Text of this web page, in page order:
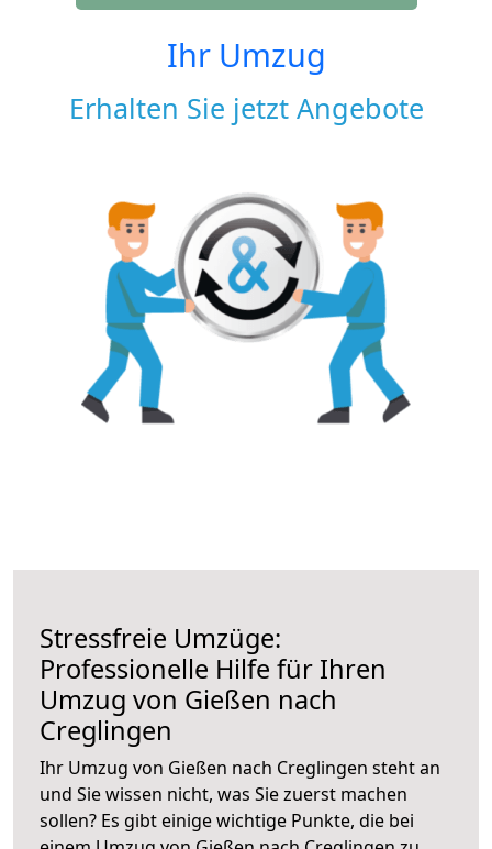
Ihr Umzug
Erhalten Sie jetzt Angebote
Stressfreie Umzüge:
Professionelle Hilfe für Ihren
Umzug von Gießen nach
Creglingen
Ihr Umzug von Gießen nach Creglingen steht an
und Sie wissen nicht, was Sie zuerst machen
sollen? Es gibt einige wichtige Punkte, die bei